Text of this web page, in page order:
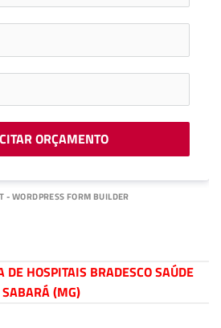
ORÇAMENTO
- WORDPRESS FORM BUILDER
DE HOSPITAIS BRADESCO SAÚDE
SABARÁ (MG)